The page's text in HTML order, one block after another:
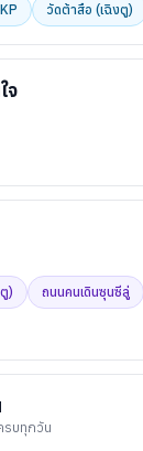
วัดต้าสือ (เฉิงตู)
จ
)
ถนนคนเดินซุนซีลู่
รบทุกวัน